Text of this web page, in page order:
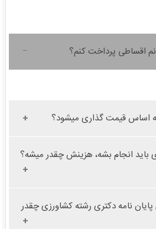
اقساطی پرداخت کنم؟
اساس قیمت گذاری میشود؟
باید انجام بشه، هزینش چقدر میشه؟
نامه دکتری رشته کشاورزی چقدر